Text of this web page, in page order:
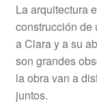
La arquitectura
construcción de
a Clara y a su
son grandes
la obra van a
juntos.